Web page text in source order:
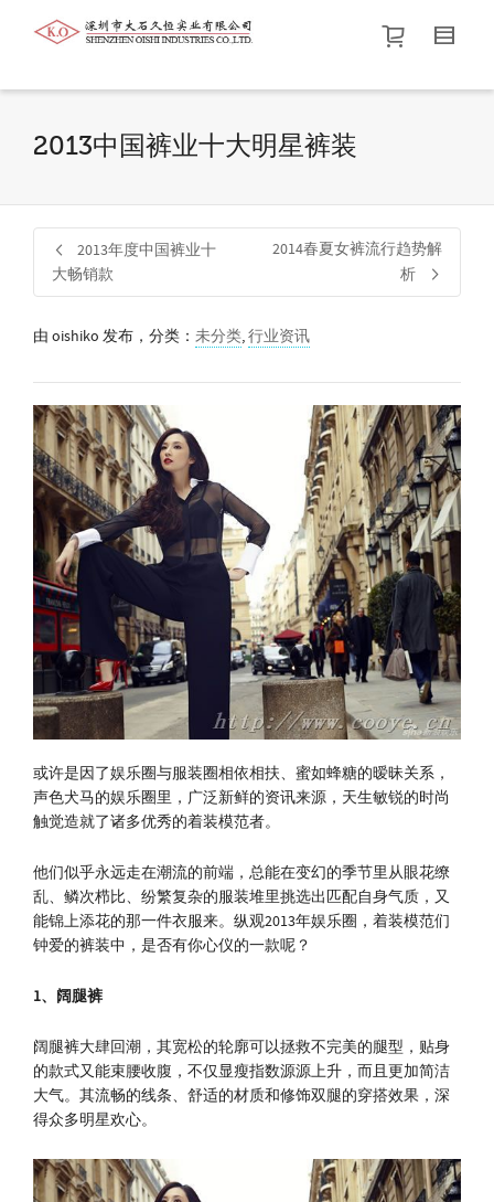
帮我查找新的衬衫尺码
价格介于
2013中国裤业十大明星裤装
2013年度中国裤业十
大畅销款
2014春夏女裤流行趋势解
析
由 oishiko 发布，分类： 未分类,行业资讯
或许是因了娱乐圈与服装圈相依相扶、蜜如蜂糖的暧昧关系，
声色犬马的娱乐圈里，广泛新鲜的资讯来源，天生敏锐的时尚
触觉造就了诸多优秀的着装模范者。
他们似乎永远走在潮流的前端，总能在变幻的季节里从眼花缭
乱、鳞次栉比、纷繁复杂的服装堆里挑选出匹配自身气质，又
能锦上添花的那一件衣服来。纵观2013年娱乐圈，着装模范们
钟爱的裤装中，是否有你心仪的一款呢？
1、阔腿裤
阔腿裤大肆回潮，其宽松的轮廓可以拯救不完美的腿型，贴身
的款式又能束腰收腹，不仅显瘦指数源源上升，而且更加简洁
大气。其流畅的线条、舒适的材质和修饰双腿的穿搭效果，深
得众多明星欢心。